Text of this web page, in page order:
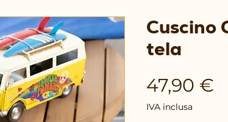
Cuscino
tela
47,90 €
IVA inclusa